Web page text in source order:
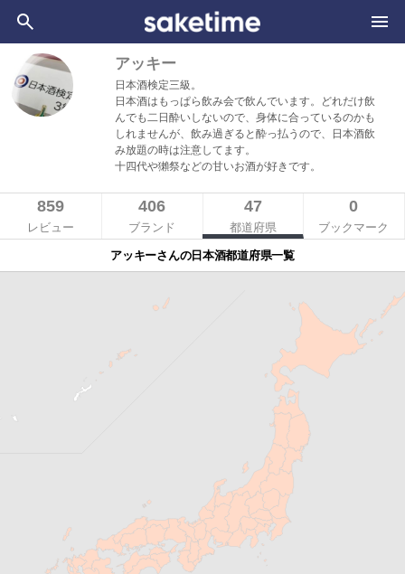
アッキー
日本酒検定三級。
日本酒はもっぱら飲み会で飲んでいます。どれだけ飲
んでも二日酔いしないので、身体に合っているのかも
しれませんが、飲み過ぎると酔っ払うので、日本酒飲
み放題の時は注意してます。
十四代や獺祭などの甘いお酒が好きです。
859
レビュー
406
ブランド
47
都道府県
0
ブックマーク
アッキーさんの日本酒都道府県一覧